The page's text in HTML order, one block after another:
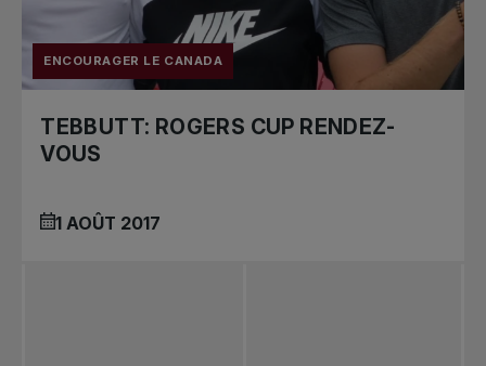
ENCOURAGER LE CANADA
TEBBUTT: ROGERS CUP RENDEZ-
VOUS
1 AOÛT 2017